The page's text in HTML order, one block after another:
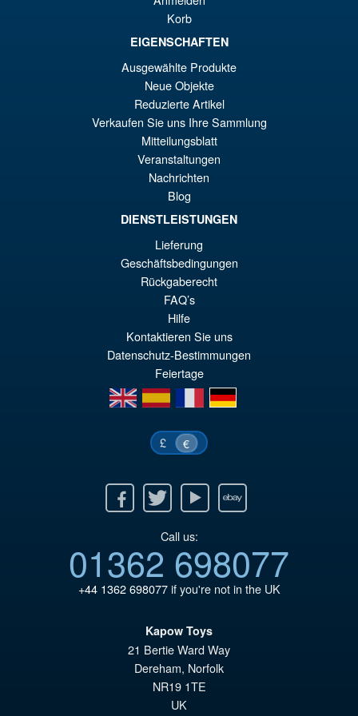
VORBESTELLUNGEN
S.H.Figuarts Isao Shinomiya
Kaiju No.8 Action Figure
IN DEN WARENKORB
Korb
EIGENSCHAFTEN
Ausgewählte Produkte
Neue Objekte
Reduzierte Artikel
Verkaufen Sie uns Ihre Sammlung
Mitteilungsblatt
Veranstaltungen
Nachrichten
Blog
DIENSTLEISTUNGEN
Lieferung
Geschäftsbedingungen
Rückgaberecht
FAQ’s
Hilfe
Kontaktieren Sie uns
Datenschutz-Bestimmungen
Feiertage
en
es fr de
£ €
Twitter Youtube Ebay
Call us:
01362 698077
+44 1362 698077if you're not in the UK
Kapow Toys
21 Bertie Ward Way
Dereham, Norfolk
NR19 1TE
UK